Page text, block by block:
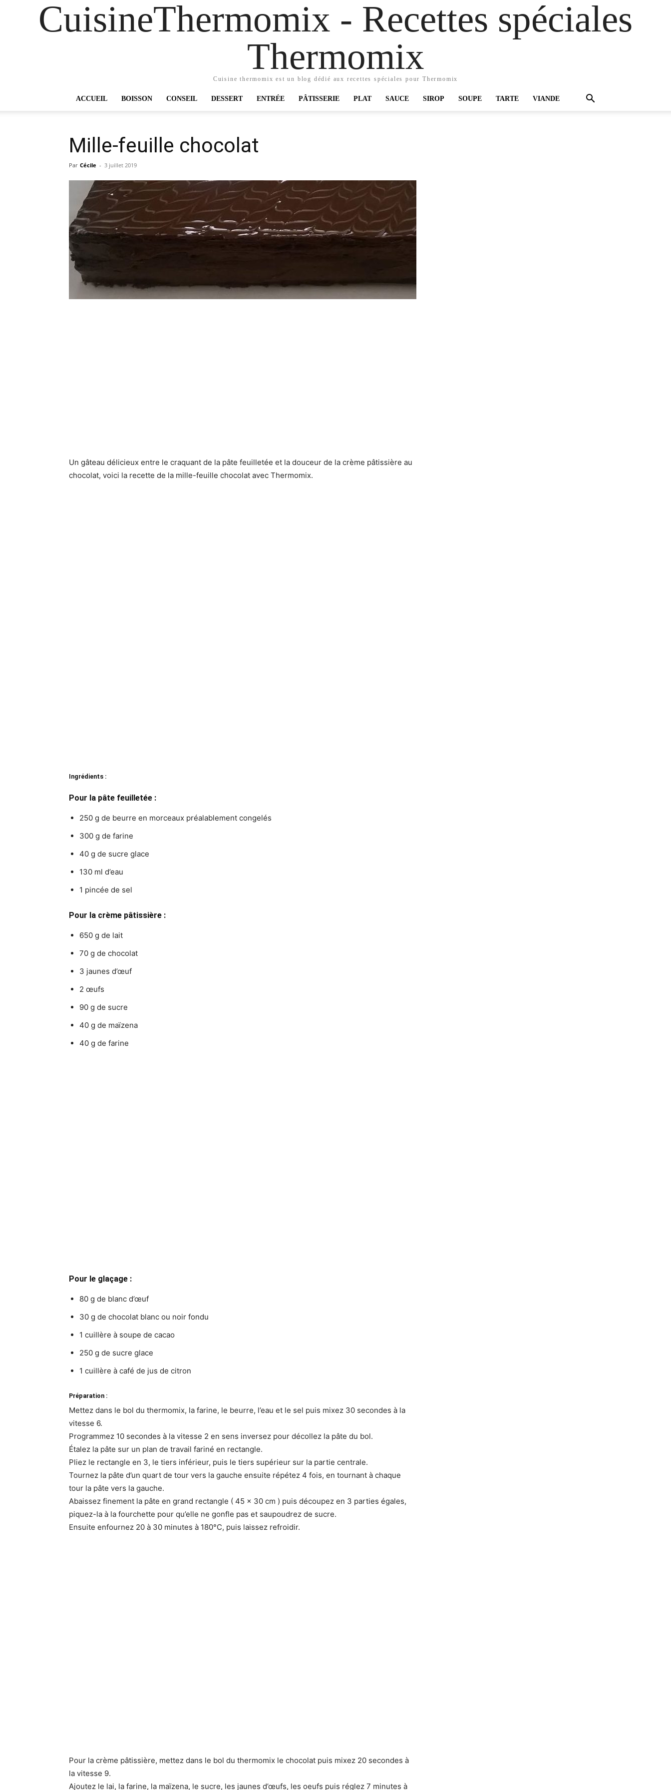
CuisineThermomix - Recettes spéciales
Thermomix
Cuisine thermomix est un blog dédié aux recettes spéciales pour Thermomix
ACCUEIL BOISSON CONSEIL DESSERT ENTRÉE PÂTISSERIE PLAT SAUCE SIROP SOUPE TARTE VIANDE
Mille-feuille chocolat
Par Cécile - 3 juillet 2019
Un gâteau délicieux entre le craquant de la pâte feuilletée et la douceur de la crème pâtissière au
chocolat, voici la recette de la mille-feuille chocolat avec Thermomix.
Ingrédients :
Pour la pâte feuilletée :
250 g de beurre en morceaux préalablement congelés
300 g de farine
40 g de sucre glace
130 ml d’eau
1 pincée de sel
Pour la crème pâtissière :
650 g de lait
70 g de chocolat
3 jaunes d’œuf
2 œufs
90 g de sucre
40 g de maïzena
40 g de farine
Pour le glaçage :
80 g de blanc d’œuf
30 g de chocolat blanc ou noir fondu
1 cuillère à soupe de cacao
250 g de sucre glace
1 cuillère à café de jus de citron
Préparation :
Mettez dans le bol du thermomix, la farine, le beurre, l’eau et le sel puis mixez 30 secondes à la
vitesse 6.
Programmez 10 secondes à la vitesse 2 en sens inversez pour décollez la pâte du bol.
Étalez la pâte sur un plan de travail fariné en rectangle.
Pliez le rectangle en 3, le tiers inférieur, puis le tiers supérieur sur la partie centrale.
Tournez la pâte d’un quart de tour vers la gauche ensuite répétez 4 fois, en tournant à chaque
tour la pâte vers la gauche.
Abaissez finement la pâte en grand rectangle ( 45 x 30 cm ) puis découpez en 3 parties égales,
piquez-la à la fourchette pour qu’elle ne gonfle pas et saupoudrez de sucre.
Ensuite enfournez 20 à 30 minutes à 180°C, puis laissez refroidir.
Pour la crème pâtissière, mettez dans le bol du thermomix le chocolat puis mixez 20 secondes à
la vitesse 9.
Ajoutez le lai, la farine, la maïzena, le sucre, les jaunes d’œufs, les oeufs puis réglez 7 minutes à